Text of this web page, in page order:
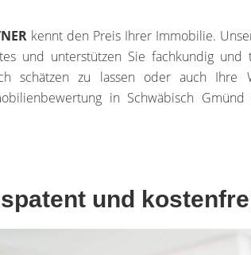
kennt den Preis Ihrer Immobilie.
und unterstützen Sie fachkundig
schätzen zu lassen oder auch Ihre
in Schwäbisch
und